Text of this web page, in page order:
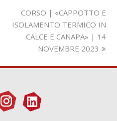
visualizza
articolo:
CORSO | «CAPPOTTO E
ISOLAMENTO TERMICO IN
CALCE E CANAPA» | 14
NOVEMBRE 2023